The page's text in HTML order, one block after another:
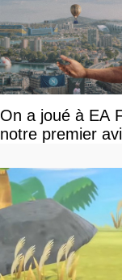
On a joué à EA
notre premier